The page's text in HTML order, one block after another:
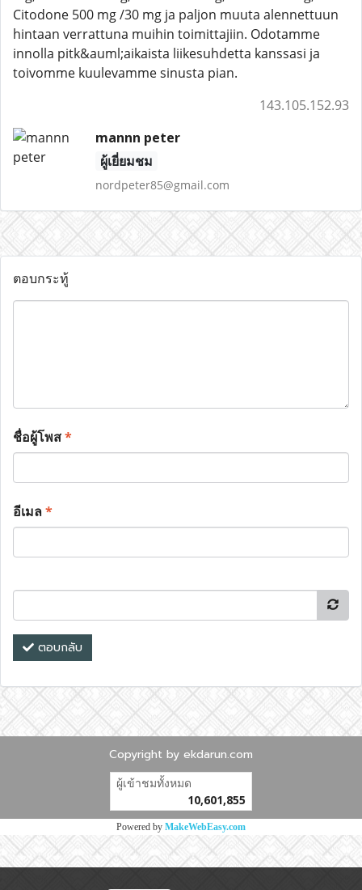
Citodone 500 mg /30 mg ja paljon muuta alennettuun
hintaan verrattuna muihin toimittajiin. Odotamme
innolla pitk&auml;aikaista liikesuhdetta kanssasi ja
toivomme kuulevamme sinusta pian.
143.105.152.93
mannn peter
ผู้เยี่ยมชม
nordpeter85@gmail.com
ตอบกระทู้
ชื่อผู้โพส*
อีเมล*
ตอบกลับ
Copyright by ekdarun.com
ผู้เข้าชมทั้งหมด
10,601,855
Powered by MakeWebEasy.com